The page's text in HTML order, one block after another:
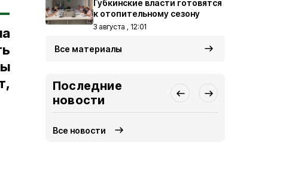
Губкинские власти готовятся
к отопительному сезону
3 августа , 12:01
Все материалы
Последние
новости
Все новости